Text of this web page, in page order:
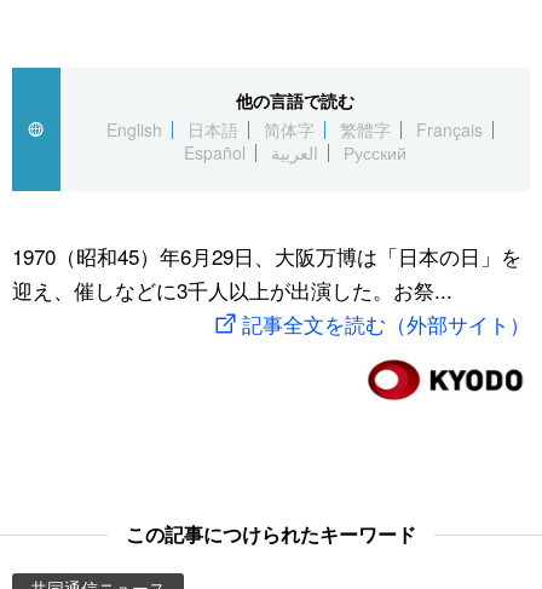
Русский
経済・ビジネス
国際
文化
トップ
アーカイブ
In-depth
Japan Data
動画/Live
スポーツ・東京2020
他の言語で読む
English
日本語 简体字 繁體字
Français
Español
العربية Русский
1970（昭和45）年6月29日、大阪万博は「日本の日」を
迎え、催しなどに3千人以上が出演した。お祭...
記事全文を読む（外部サイト）
この記事につけられたキーワード